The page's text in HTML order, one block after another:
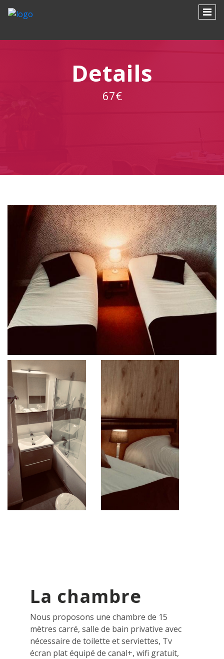
Skip
content
Details
67€
La chambre
Nous proposons une chambre de 15
mètres carré, salle de bain privative avec
nécessaire de toilette et serviettes, Tv
écran plat équipé de canal+, wifi gratuit,